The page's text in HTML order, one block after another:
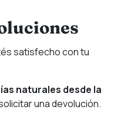
satisfecho con tu
naturales desde la
una devolución.